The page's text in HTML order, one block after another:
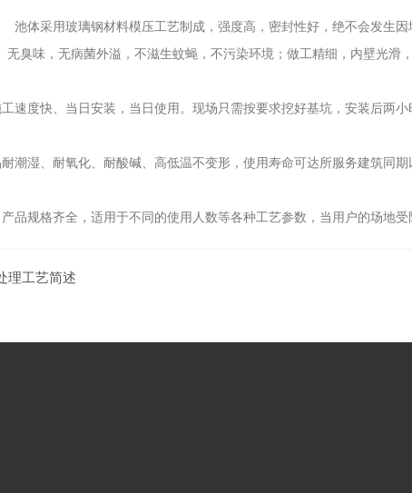
用玻璃钢材料模压工艺制成，强度高，密封性好，绝不会发生因
臭味，无病菌外溢，不滋生蚊蝇，不污染环境；做工精细，内壁光滑
、当日安装，当日使用。现场只需按要求挖好基坑，安装后两小
、耐氧化、耐酸碱、高低温不变形，使用寿命可达所服务建筑同期
格齐全，适用于不同的使用人数等各种工艺参数，当用户的场地受
理工艺简述